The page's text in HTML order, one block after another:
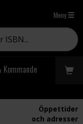
Meny
Öppettider
och adresser